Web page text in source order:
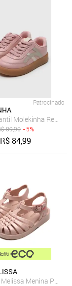
Patrocinado
Molekinha
89,90 - 5%
R$84,99
Rosa Menina